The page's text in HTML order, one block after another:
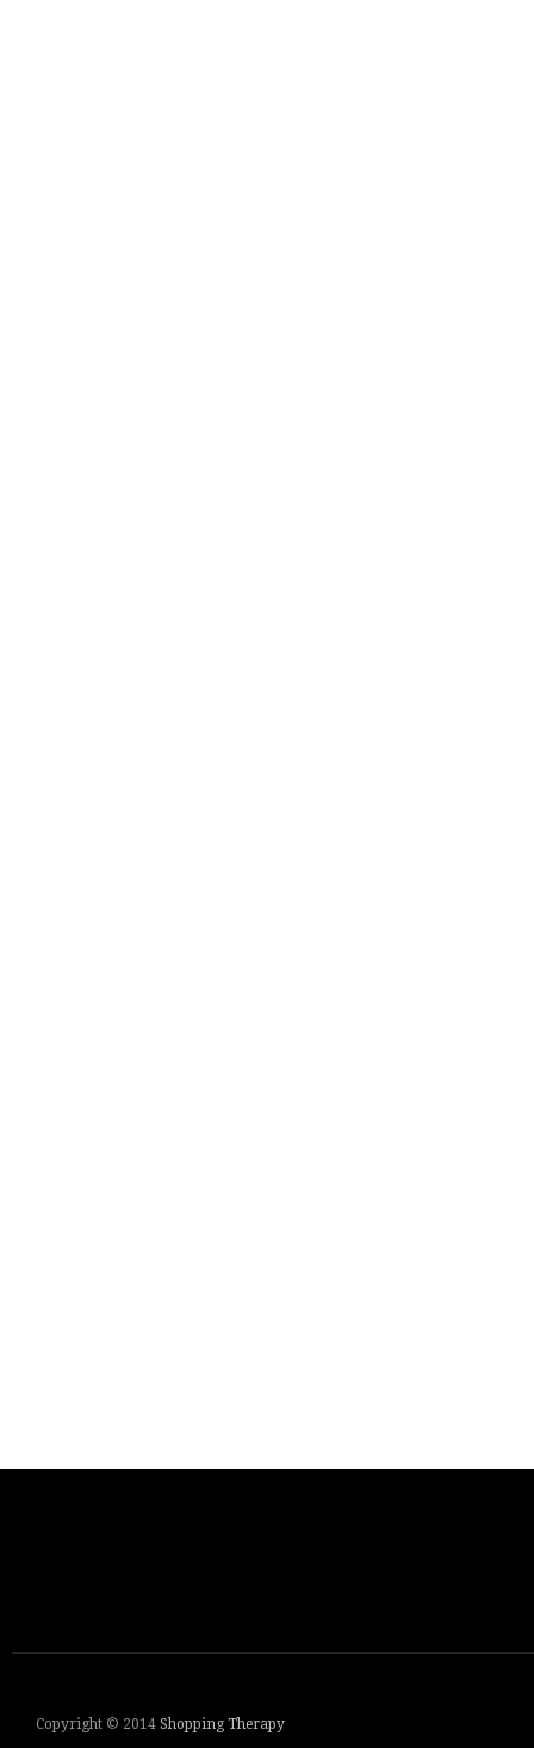
Copyright © 2014 Shopping Therapy